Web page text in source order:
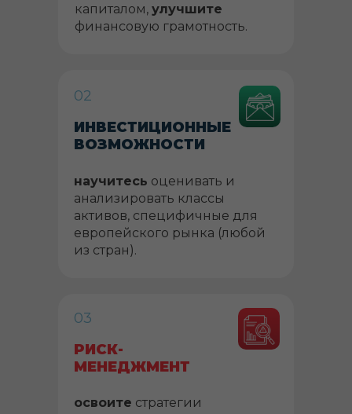
капиталом, улучшите
финансовую грамотность.
03
освоите стратегии
РИСК-
МЕНЕДЖМЕНТ
02
научитесь оценивать и
анализировать классы
активов, специфичные для
европейского рынка (любой
из стран).
ИНВЕСТИЦИОННЫЕ
ВОЗМОЖНОСТИ